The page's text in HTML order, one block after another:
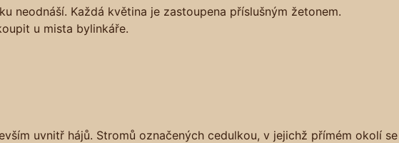
neodnáší. Každá květina je zastoupena příslušným žetonem.
u mista bylinkáře.
uvnitř hájů. Stromů označených cedulkou, v jejichž přímém okolí